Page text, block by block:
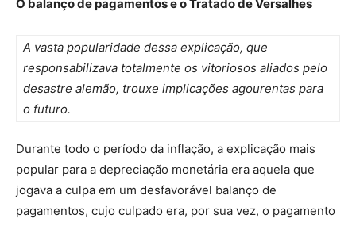
O balanço de pagamentos e o Tratado de Versalhes
A vasta popularidade dessa explicação, que
responsabilizava totalmente os vitoriosos aliados pelo
desastre alemão, trouxe implicações agourentas para
o futuro.
Durante todo o período da inflação, a explicação mais
popular para a depreciação monetária era aquela que
jogava a culpa em um desfavorável balanço de
pagamentos, cujo culpado era, por sua vez, o pagamento